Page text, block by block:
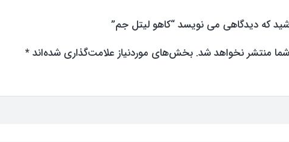
که دیدگاهی می نویسد “کاهو لیتل جم”
منتشر نخواهد شد. بخش‌های موردنیاز علامت‌گذاری شده‌اند*